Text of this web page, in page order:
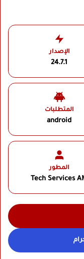
الإصدار
24.7.1
المتطلبات
android
المطور
Tech Services